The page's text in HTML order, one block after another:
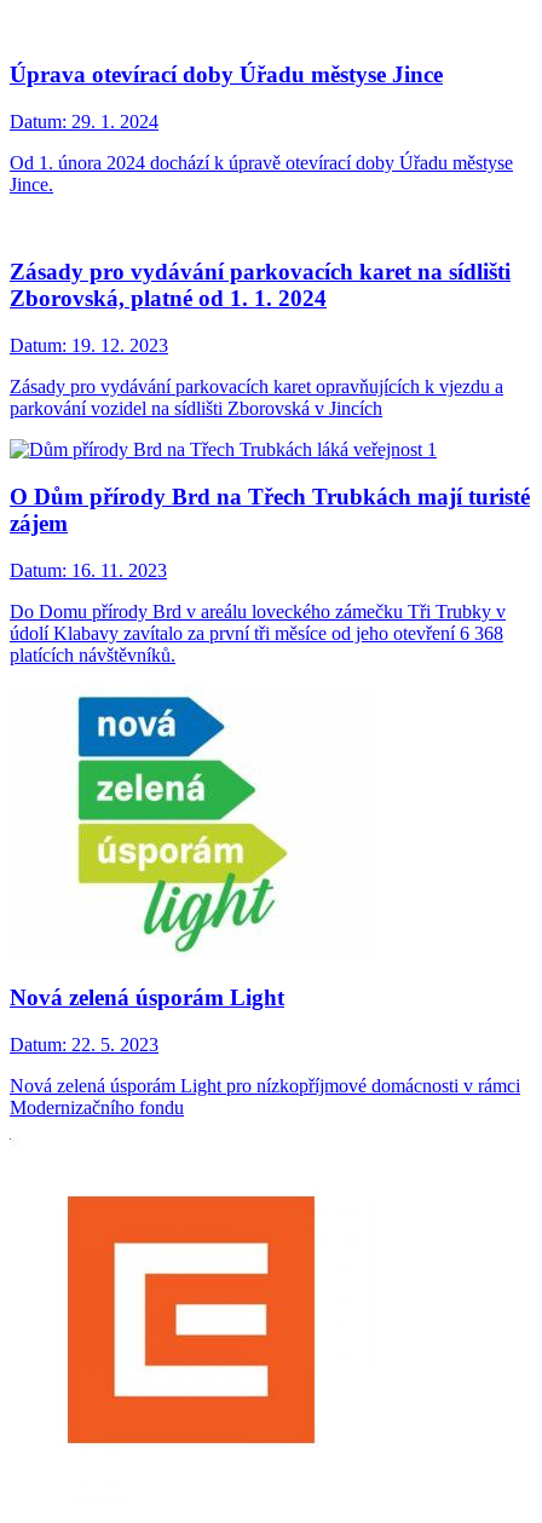
Úprava otevírací doby Úřadu městyse Jince
Datum: 29. 1. 2024
Od 1. února 2024 dochází k úpravě otevírací doby Úřadu městyse
Jince.
Zásady pro vydávání parkovacích karet na sídlišti
Zborovská, platné od 1. 1. 2024
Datum: 19. 12. 2023
Zásady pro vydávání parkovacích karet opravňujících k vjezdu a
parkování vozidel na sídlišti Zborovská v Jincích
O Dům přírody Brd na Třech Trubkách mají turisté
zájem
Datum: 16. 11. 2023
Do Domu přírody Brd v areálu loveckého zámečku Tři Trubky v
údolí Klabavy zavítalo za první tři měsíce od jeho otevření 6 368
platících návštěvníků.
Nová zelená úsporám Light
Datum: 22. 5. 2023
Nová zelená úsporám Light pro nízkopříjmové domácnosti v rámci
Modernizačního fondu